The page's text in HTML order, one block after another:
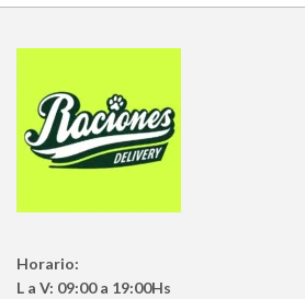
Horario:
L a V: 09:00 a 19:00Hs